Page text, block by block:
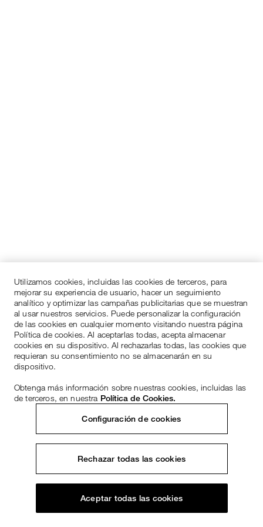
Utilizamos cookies, incluidas las cookies de terceros, para
mejorar su experiencia de usuario, hacer un seguimiento
analítico y optimizar las campañas publicitarias que se muestran
al usar nuestros servicios. Puede personalizar la configuración
de las cookies en cualquier momento visitando nuestra página
Política de cookies. Al aceptarlas todas, acepta almacenar
cookies en su dispositivo. Al rechazarlas todas, las cookies que
requieran su consentimiento no se almacenarán en su
dispositivo.
Obtenga más información sobre nuestras cookies, incluidas las
de terceros, en nuestra Política de Cookies.
Configuración de cookies
Rechazar todas las cookies
Aceptar todas las cookies